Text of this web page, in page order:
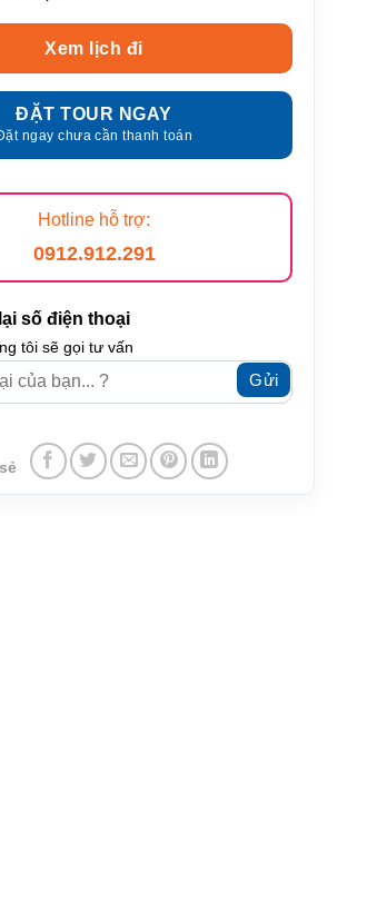
Xem lịch đi
ĐẶT TOUR NGAY
ngay chưa cần thanh toán
Hotline hỗ trợ:
0912.912.291
số điện thoại
tôi sẽ gọi tư vấn